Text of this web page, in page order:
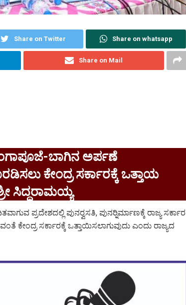
Share on Twitter Share on whatsapp
Share on Mail
ಬಾಗಿನ ಅರ್ಪಣೆ
ಕೇಂದ್ರ ಸರ್ಕಾರಕ್ಕೆ ಒತ್ತಾಯ
ಸಿದ್ಧರಾಮಯ್ಯ
ಪ್ರದೇಶದಲ್ಲಿ ಪುನರ್‍ವಸತಿ, ಪುನರ್‍ನಿರ್ಮಾಣಕ್ಕೆ ರಾಜ್ಯ ಸರ್ಕಾರ
ಕೇಂದ್ರ ಸರ್ಕಾರಕ್ಕೆ ಒತ್ತಾಯಿಸಲಾಗುವುದು ಎಂದು ರಾಜ್ಯದ